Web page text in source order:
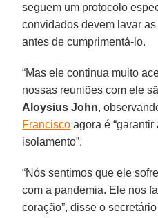
seguem um protocolo
convidados devem lavar
antes de cumprimentá-lo.
“Mas ele continua muito
nossas reuniões com ele
Aloysius John,
Francisco agora é
isolamento”.
“Nós sentimos que ele
com a pandemia. Ele nos
coração”, disse o